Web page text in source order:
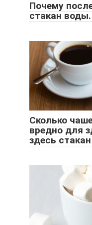
Почему
стакан
Сколько
вредно для
здесь